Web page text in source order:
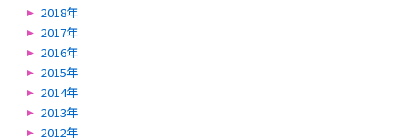
2018年
2017年
2016年
2015年
2014年
2013年
2012年